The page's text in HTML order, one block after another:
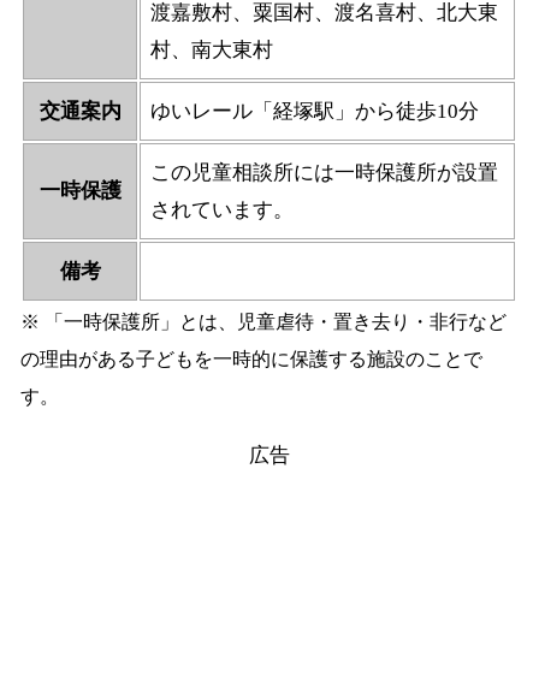
渡嘉敷村、粟国村、渡名喜村、北大東
村、南大東村
交通案内 ゆいレール「経塚駅」から徒歩10分
一時保護
この児童相談所には一時保護所が設置
されています。
備考
※ 「一時保護所」とは、児童虐待・置き去り・非行など
の理由がある子どもを一時的に保護する施設のことで
す。